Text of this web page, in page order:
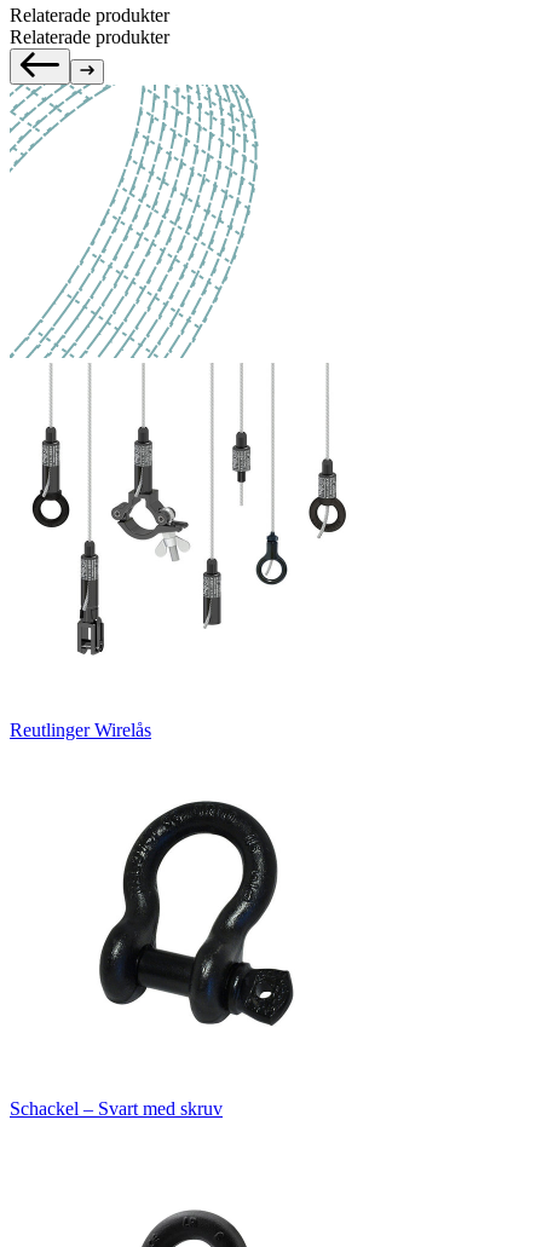
Relaterade produkter
Relaterade produkter
Reutlinger Wirelås
Schackel – Svart med skruv